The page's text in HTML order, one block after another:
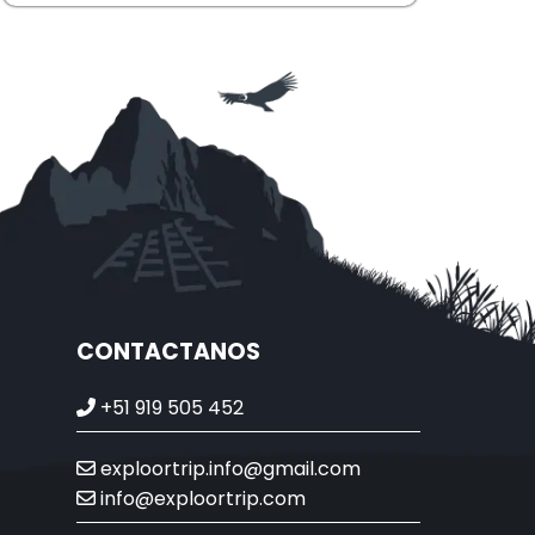
CONTACTANOS
+51 919 505 452
exploortrip.info@gmail.com
info@exploortrip.com